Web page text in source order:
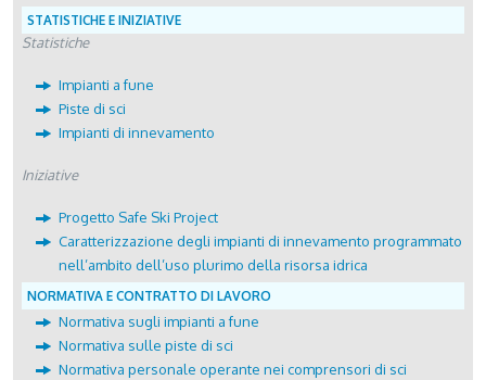
STATISTICHE E INIZIATIVE
Statistiche
Impianti a fune
Piste di sci
Impianti di innevamento
Iniziative
Progetto Safe Ski Project
Caratterizzazione degli impianti di innevamento programmato
nell’ambito dell’uso plurimo della risorsa idrica
NORMATIVA E CONTRATTO DI LAVORO
Normativa sugli impianti a fune
Normativa sulle piste di sci
Normativa personale operante nei comprensori di sci